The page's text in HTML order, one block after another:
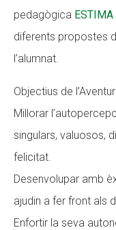
pedagògica ESTIMA
diferents propostes
l’alumnat.
Objectius de
Millorar
singulars, valuosos,
felicitat.
Desenvolupar amb
ajudin a fer front als
Enfortir la seva
CONEIX
La Fundació
L'equip
Missió i valors